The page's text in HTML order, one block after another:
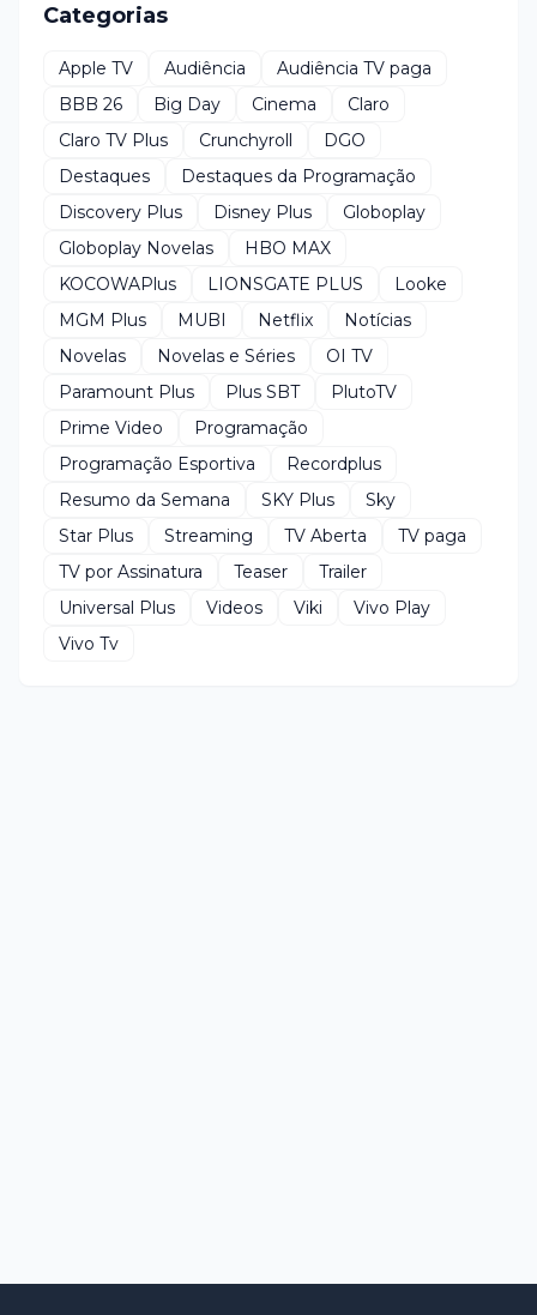
Categorias
Apple TV Audiência
Audiência TV paga
BBB 26
Big Day Cinema
Claro
Claro TV Plus
Crunchyroll
DGO
Destaques
Destaques da Programação
Discovery Plus
Disney Plus
Globoplay
Globoplay Novelas
HBO MAX
KOCOWAPlus
LIONSGATE PLUS
Looke
MGM Plus
MUBI Netflix
Notícias
Novelas
Novelas e Séries
OI TV
Paramount Plus
Plus SBT
PlutoTV
Prime Video
Programação
Programação Esportiva
Recordplus
Resumo da Semana
SKY Plus
Sky
Star Plus
Streaming TV Aberta
TV paga
TV por Assinatura
Teaser
Trailer
Universal Plus
Videos Viki
Vivo Play
Vivo Tv